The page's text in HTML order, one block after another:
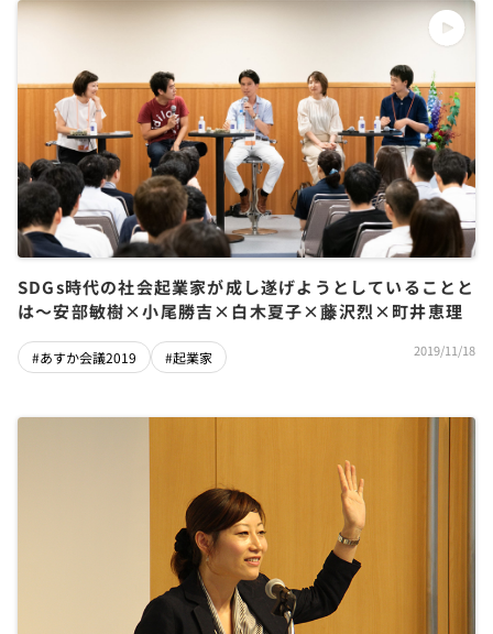
SDGs時代の社会起業家が成し遂げようとしていることと
は～安部敏樹×小尾勝吉×白木夏子×藤沢烈×町井恵理
#あすか会議2019 #起業家 2019/11/18